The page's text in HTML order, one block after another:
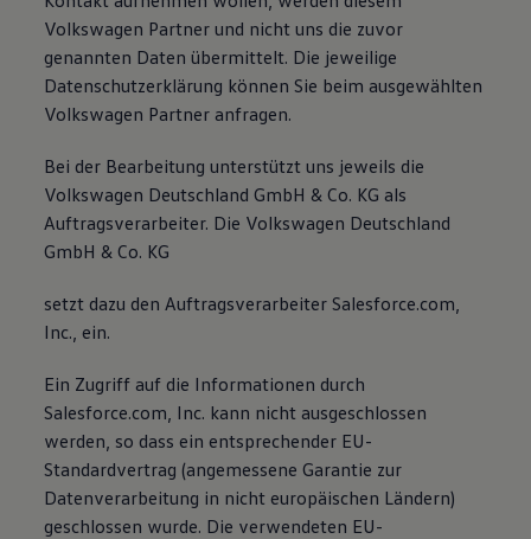
Bulli Magazin
Fahrzeugabholung ab Werk
Uptime
Volkswagen Partner und nicht uns die zuvor
genannten Daten übermittelt. Die jeweilige
Datenschutzerklärung können Sie beim ausgewählten
Volkswagen Partner anfragen.
Bei der Bearbeitung unterstützt uns jeweils die
Volkswagen Deutschland GmbH & Co. KG als
Auftragsverarbeiter. Die Volkswagen Deutschland
GmbH & Co. KG
setzt dazu den Auftragsverarbeiter Salesforce.com,
Inc., ein.
Ein Zugriff auf die Informationen durch
Salesforce.com, Inc. kann nicht ausgeschlossen
werden, so dass ein entsprechender EU-
Standardvertrag (angemessene Garantie zur
Datenverarbeitung in nicht europäischen Ländern)
geschlossen wurde. Die verwendeten EU-